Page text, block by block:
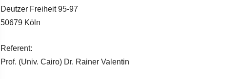
Deutzer Freiheit 95-97
50679 Köln
Referent:
Prof. (Univ. Cairo) Dr. Rainer Valentin